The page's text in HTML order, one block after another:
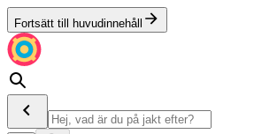
Fortsätt till huvudinnehåll